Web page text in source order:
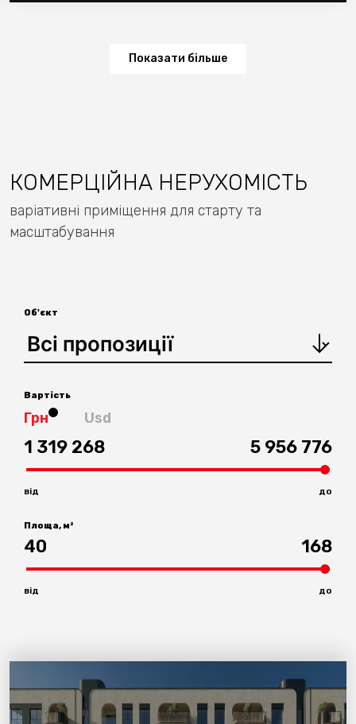
Показати більше
КОМЕРЦІЙНА НЕРУХОМІСТЬ
варіативні приміщення для старту та
масштабування
Об'єкт
Вартість
Грн Usd
1 319 268 5 956 776
від до
Площа, м²
40 168
від до